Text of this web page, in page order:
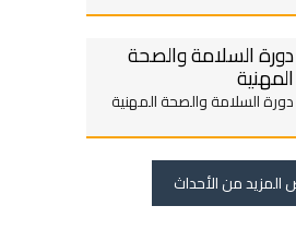
دورة السلامة والصحة
المهنية
دورة السلامة والصحة المهنية
المزيد من الأحداث